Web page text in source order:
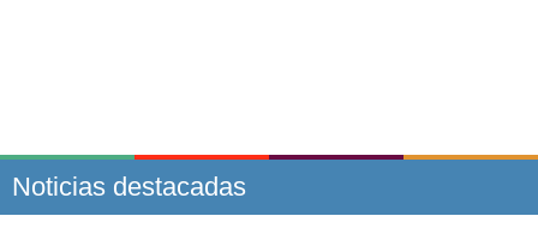
Noticias destacadas